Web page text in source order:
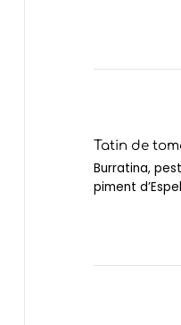
Tatin de
Burratina,
piment